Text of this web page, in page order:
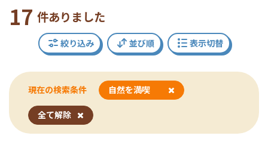
17 件ありました
絞り込み 並び順 表示切替
現在の検索条件 自然を満喫
全て解除